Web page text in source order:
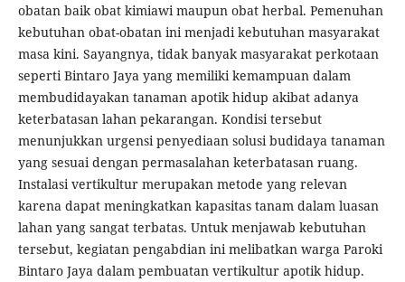
obatan baik obat kimiawi maupun obat herbal. Pemenuhan
kebutuhan obat-obatan ini menjadi kebutuhan masyarakat
masa kini. Sayangnya, tidak banyak masyarakat perkotaan
seperti Bintaro Jaya yang memiliki kemampuan dalam
membudidayakan tanaman apotik hidup akibat adanya
keterbatasan lahan pekarangan. Kondisi tersebut
menunjukkan urgensi penyediaan solusi budidaya tanaman
yang sesuai dengan permasalahan keterbatasan ruang.
Instalasi vertikultur merupakan metode yang relevan
karena dapat meningkatkan kapasitas tanam dalam luasan
lahan yang sangat terbatas. Untuk menjawab kebutuhan
tersebut, kegiatan pengabdian ini melibatkan warga Paroki
Bintaro Jaya dalam pembuatan vertikultur apotik hidup.